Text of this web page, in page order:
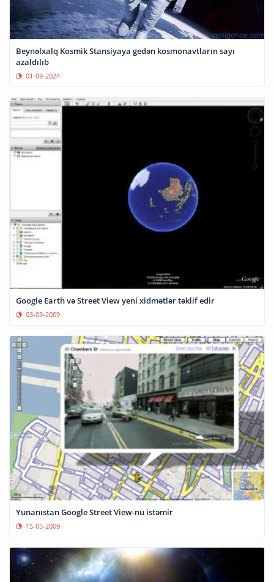
Beynəlxalq Kosmik Stansiyaya gedən kosmonavtların sayı
azaldılıb
01-09-2024
Google Earth və Street View yeni xidmətlər təklif edir
03-03-2009
Yunanıstan Google Street View-nu istəmir
15-05-2009